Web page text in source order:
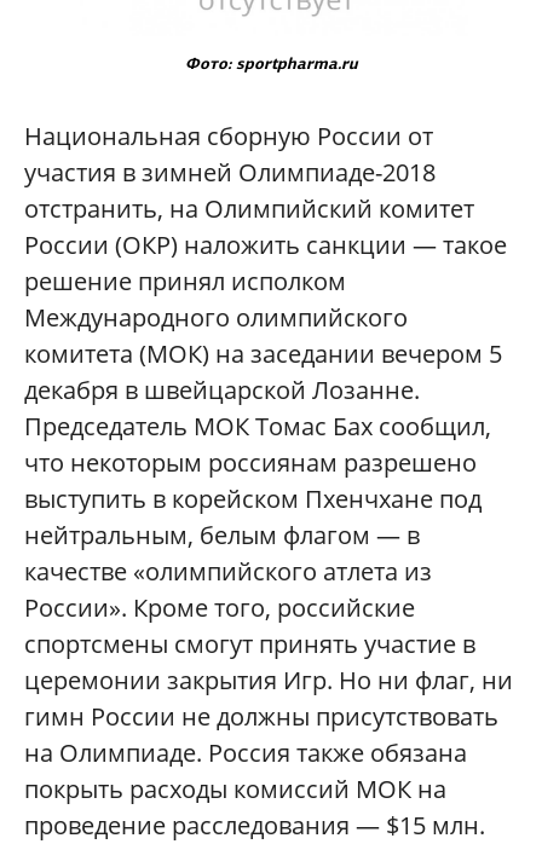
Фото: sportpharma.ru
Национальная сборную России от
участия в зимней Олимпиаде-2018
отстранить, на Олимпийский комитет
России (ОКР) наложить санкции — такое
решение принял исполком
Международного олимпийского
комитета (МОК) на заседании вечером 5
декабря в швейцарской Лозанне.
Председатель МОК Томас Бах сообщил,
что некоторым россиянам разрешено
выступить в корейском Пхенчхане под
нейтральным, белым флагом — в
качестве «олимпийского атлета из
России». Кроме того, российские
спортсмены смогут принять участие в
церемонии закрытия Игр. Но ни флаг, ни
гимн России не должны присутствовать
на Олимпиаде. Россия также обязана
покрыть расходы комиссий МОК на
проведение расследования — $15 млн.